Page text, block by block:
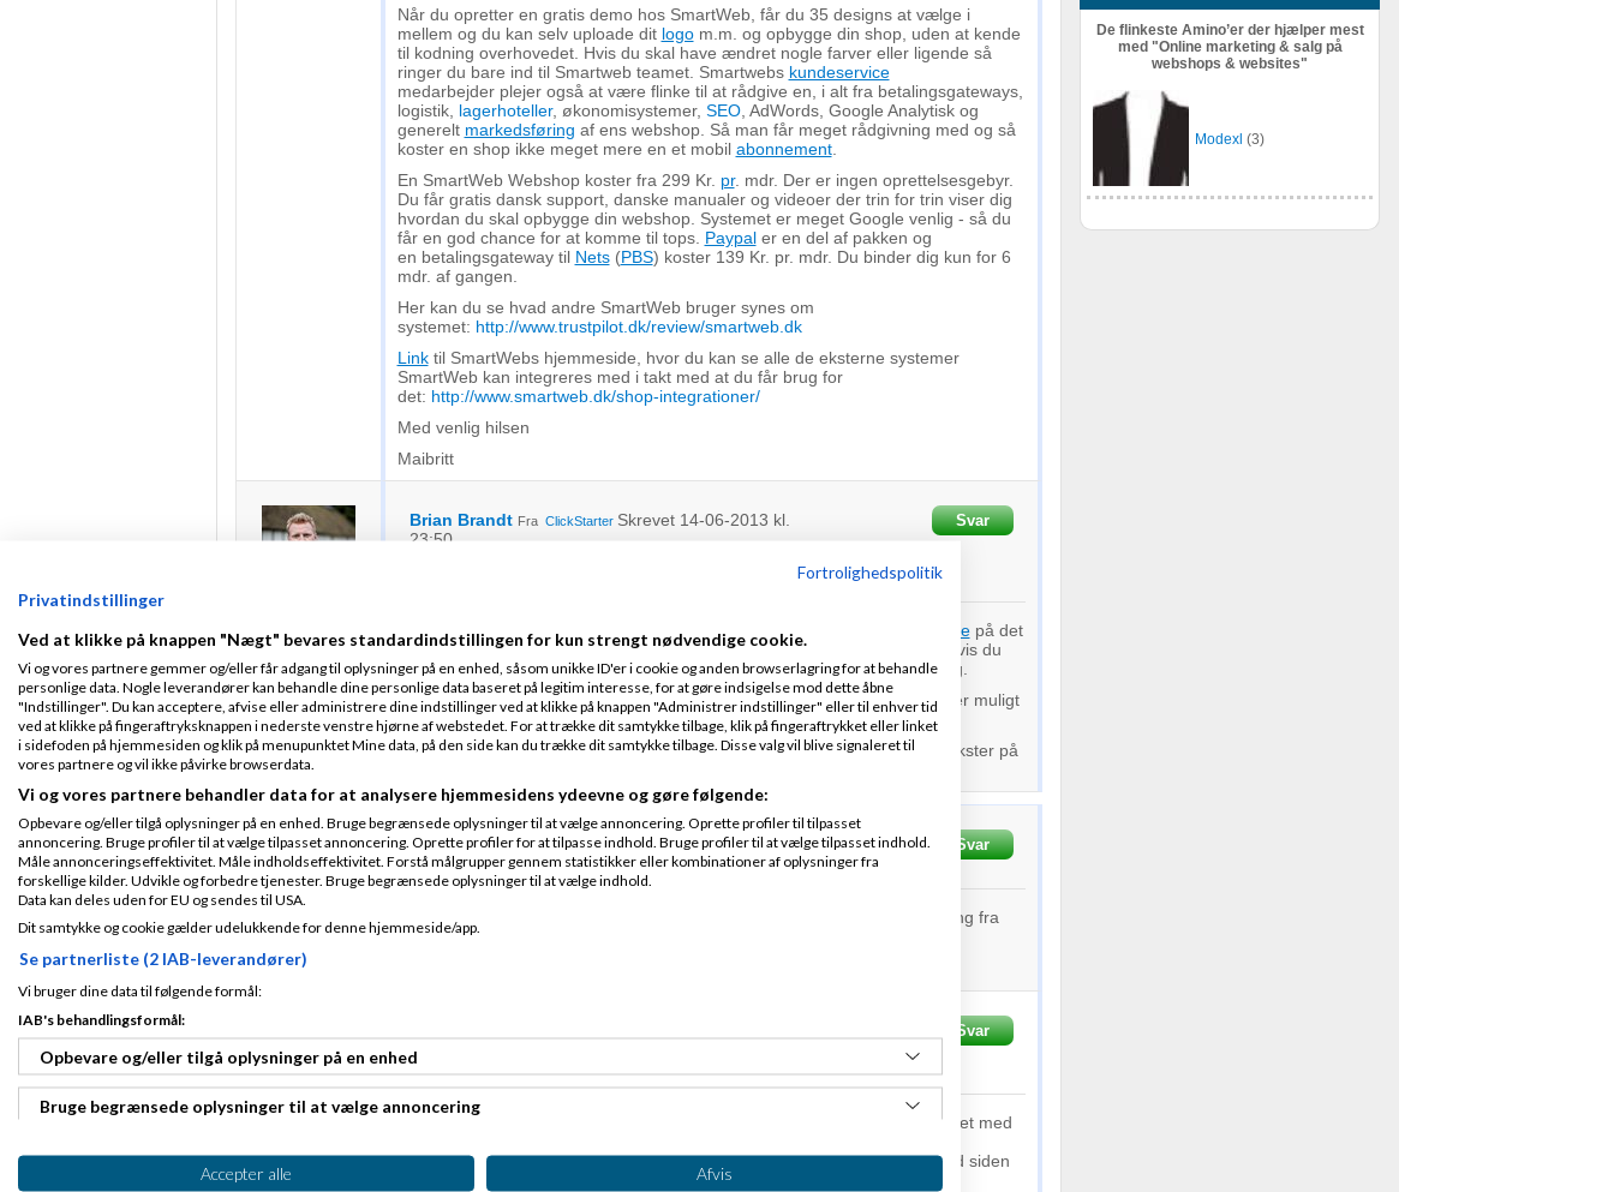
Når du opretter en gratis demo hos SmartWeb, får du 35 designs at vælge i
mellem og du kan selv uploade dit logom.m. og opbygge din shop, uden at kende
til kodning overhovedet. Hvis du skal have ændret nogle farver eller ligende så
ringer du bare ind til Smartweb teamet. Smartwebs kundeservice
medarbejder plejer også at være flinke til at rådgive en, i alt fra betalingsgateways,
logistik, lagerhoteller, økonomisystemer, SEO, AdWords, Google Analytisk og
generelt markedsføring af ens webshop. Så man får meget rådgivning med og så
koster en shop ikke meget mere en et mobil abonnement.
En SmartWeb Webshop koster fra 299 Kr. pr. mdr. Der er ingen oprettelsesgebyr.
Du får gratis dansk support, danske manualer og videoer der trin for trin viser dig
hvordan du skal opbygge din webshop. Systemet er meget Google venlig - så du
får en god chance for at komme til tops. Paypaler en del af pakken og
en betalingsgateway til Nets(PBS) koster 139 Kr. pr. mdr. Du binder dig kun for 6
mdr. af gangen.
Her kan du se hvad andre SmartWeb bruger synes om
systemet: http://www.trustpilot.dk/review/smartweb.dk
Linktil SmartWebs hjemmeside, hvor du kan se alle de eksterne systemer
SmartWeb kan integreres med i takt med at du får brug for
det: http://www.smartweb.dk/shop-integrationer/
Med venlig hilsen
Maibritt
Tilmeldt 25. Apr
07
Indlæg ialt:1453
Brian Brandt Fra ClickStarter Skrevet 14-06-2013 kl.
23:50
Svar
VVS branchen er en hård branche du hopper ud i. Der er meget lidt avancepå det
meste, og efterhånden rigtig mange store webshops på det
. Og hvis du
ikke har prøvet at drive webshop før, så har du noget af en kamp foran dig.
Til gengæld er VVS branchen så også en af de brancher, hvor det faktisk er muligt
med dropshipping ved de fleste leverandører.
Men sørg for at få et ordentlig shopsystem til at starte med, nogle gode tekster på
Tilmeldt 1. Apr 13
Indlæg ialt:
Kim C Johansen Skrevet15-06-2013kl. 08:49 Svar
tak for tilbage melding, .....har du nogen indspil når det gælder dropshipping fra
div. leverandører ....?
07
Indlæg ialt:
09:23
Svar
Jeg ved ikke lige hvordan de har fået aftalerne i stand, men jeg har arbejdet med
dropshopping database. De fleste har i forvejen haft en VVS forretning ved siden
af, hvor de typisk allerede har adgang til de produkter.
De flinkeste Amino’er der hjælper mest
med "Online marketing & salg på
webshops & websites"
Modexl (3)
Fortrolighedspolitik
Privatindstillinger
Ved at klikke på knappen "Nægt" bevares standardindstillingen for kun strengt nødvendige cookie.
Vi og vores partnere gemmer og/eller får adgang til oplysninger på en enhed, såsom unikke ID'er i cookie og anden browserlagring for at behandle
personlige data. Nogle leverandører kan behandle dine personlige data baseret på legitim interesse, for at gøre indsigelse mod dette åbne
"Indstillinger". Du kan acceptere, afvise eller administrere dine indstillinger ved at klikke på knappen "Administrer indstillinger" eller til enhver tid
ved at klikke på fingeraftryksknappen i nederste venstre hjørne af webstedet. For at trække dit samtykke tilbage, klik på fingeraftrykket eller linket
i sidefoden på hjemmesiden og klik på menupunktet Mine data, på den side kan du trække dit samtykke tilbage. Disse valg vil blive signaleret til
vores partnere og vil ikke påvirke browserdata.
Vi og vores partnere behandler data for at analysere hjemmesidens ydeevne og gøre følgende:
Opbevare og/eller tilgå oplysninger på en enhed. Bruge begrænsede oplysninger til at vælge annoncering. Oprette profiler til tilpasset
annoncering. Bruge profiler til at vælge tilpasset annoncering. Oprette profiler for at tilpasse indhold. Bruge profiler til at vælge tilpasset indhold.
Måle annonceringseffektivitet. Måle indholdseffektivitet. Forstå målgrupper gennem statistikker eller kombinationer af oplysninger fra
forskellige kilder. Udvikle og forbedre tjenester. Bruge begrænsede oplysninger til at vælge indhold.
Data kan deles uden for EU og sendes til USA.
Dit samtykke og cookie gælder udelukkende for denne hjemmeside/app.
Se partnerliste (2 IAB-leverandører)
Vi bruger dine data til følgende formål:
IAB's behandlingsformål:
Opbevare og/eller tilgå oplysninger på en enhed
Bruge begrænsede oplysninger til at vælge annoncering
Oprette profiler til tilpasset annoncering
Accepter alle Afvis